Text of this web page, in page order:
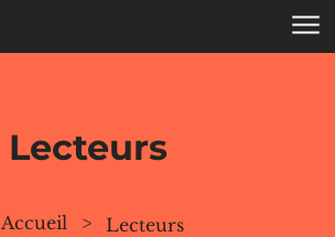
Lecteurs
Accueil > Lecteurs